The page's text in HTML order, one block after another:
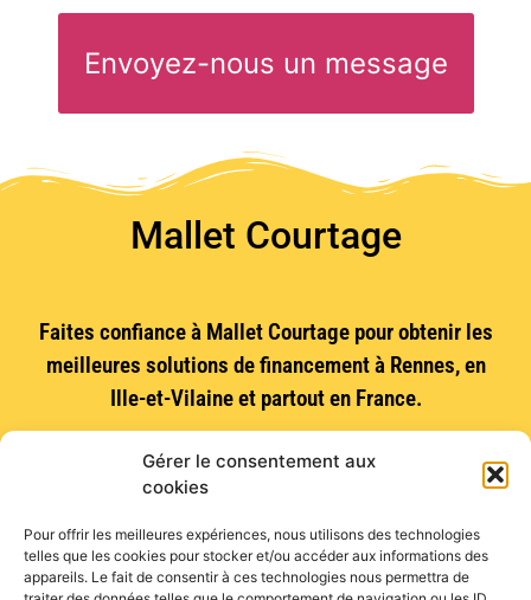
Gérer le consentement aux
cookies
Pour offrir les meilleures expériences, nous utilisons des technologies
telles que les cookies pour stocker et/ou accéder aux informations des
appareils. Le fait de consentir à ces technologies nous permettra de
Votre avis
Votre nom
Votre e-mail
Envoyez-nous un message
Votre nom *
E-mail
Votre message *
Mallet Courtage
Faites confiance à Mallet Courtage pour obtenir les
meilleures solutions de financement à Rennes, en
Ille-et-Vilaine et partout en France.
Vues : 123